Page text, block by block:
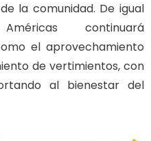
la comunidad. De igual
continuará
el aprovechamiento
de vertimientos, con
al bienestar del